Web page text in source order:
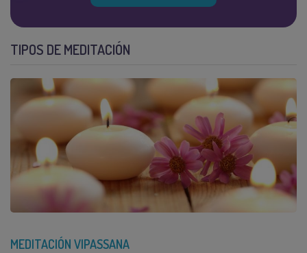
TIPOS DE MEDITACIÓN
MEDITACIÓN VIPASSANA